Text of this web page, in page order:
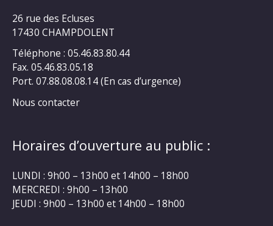
26 rue des Ecluses
17430 CHAMPDOLENT
Téléphone : 05.46.83.80.44
Fax. 05.46.83.05.18
Port. 07.88.08.08.14 (En cas d’urgence)
Nous contacter
Horaires d’ouverture au public :
LUNDI : 9h00 – 13h00 et 14h00 – 18h00
MERCREDI : 9h00 – 13h00
JEUDI : 9h00 – 13h00 et 14h00 – 18h00